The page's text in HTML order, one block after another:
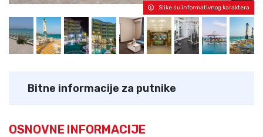
Slike su informativnog karaktera
Bitne informacije za putnike
OSNOVNE INFORMACIJE